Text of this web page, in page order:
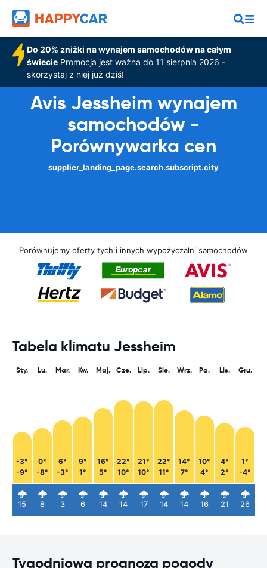
Do 20% zniżki na wynajem samochodów na całym
świeciePromocja jest ważna do 11 sierpnia 2026 -
skorzystaj z niej już dziś!
Avis Jessheim wynajem
samochodów -
Porównywarka cen
supplier_landing_page.search.subscript.city
Porównujemy oferty tych i innych wypożyczalni samochodów
Tabela klimatu Jessheim
Sty.
-3°
-9°
15
Lu.
0°
-8°
8
Mar.
6°
-3°
3
Kw.
9°
1°
6
Maj.
16°
5°
14
Cze.
22°
10°
14
Lip.
21°
10°
17
Sie.
22°
11°
14
Wrz.
14°
7°
14
Pa.
10°
4°
16
Lis.
4°
2°
21
Gru.
1°
-4°
26
Tygodniowa prognoza pogody